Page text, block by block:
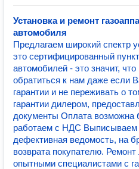
Установка и ремонт
автомобиля
Предлагаем широкий спектр
это сертифицированный
автомобилей - это значит,
обратиться к нам даже если
гарантии и не переживать о
гарантии дилером,
документы Оплата возможна
работаем с НДС
дефективная ведомость, на
возврата покупателю.
опытными специалистами с